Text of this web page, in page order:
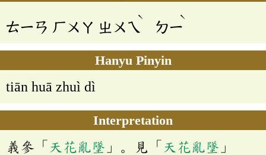
ㄊㄧㄢ ㄏㄨㄚ ㄓㄨㄟ
ˋ
ㄉㄧ
ˋ
Hanyu Pinyin
tiān huā zhuì dì
Interpretation
義參「 天花亂墜 」。見「 天花亂墜 」